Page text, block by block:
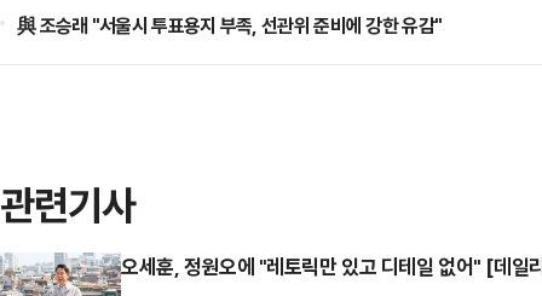
與 조승래 "서울시 투표용지 부족, 선관위 준비에 강한 유감"
관련기사
오세훈, 정원오에 "레토릭만 있고 디테일 없어" [데일